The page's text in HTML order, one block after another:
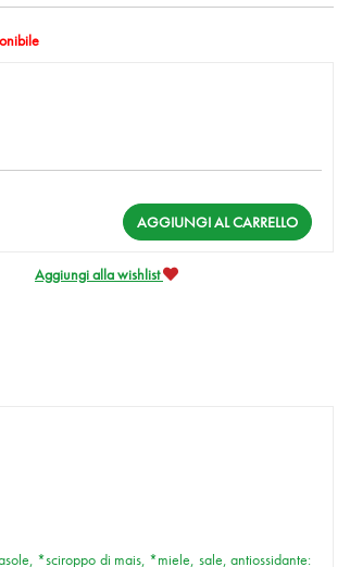
AGGIUNGI AL CARRELLO
Aggiungi alla wishlist
*sciroppo di mais, *miele, sale, antiossidante: